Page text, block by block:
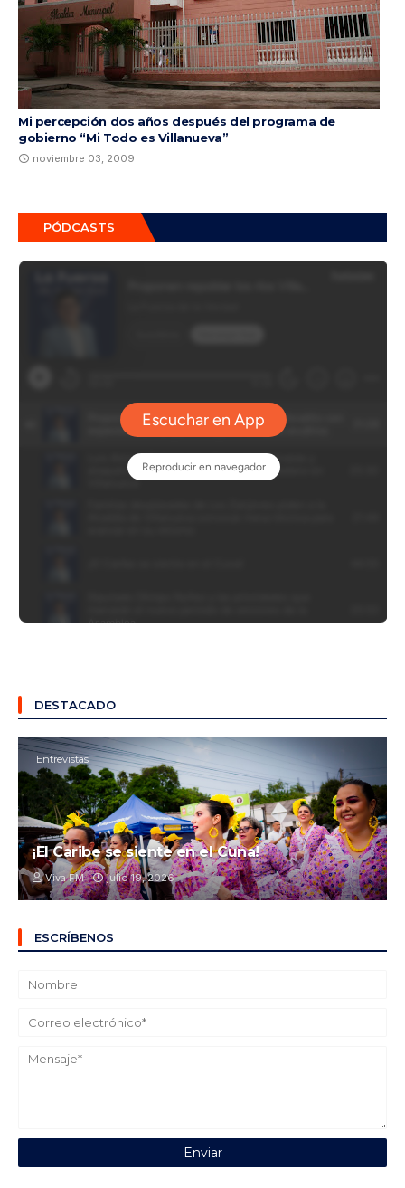
Mi percepción dos años después del programa de
gobierno “Mi Todo es Villanueva”
noviembre 03, 2009
PÓDCASTS
DESTACADO
Entrevistas
¡El Caribe se siente en el Cuna!
Viva FM julio 19, 2026
ESCRÍBENOS